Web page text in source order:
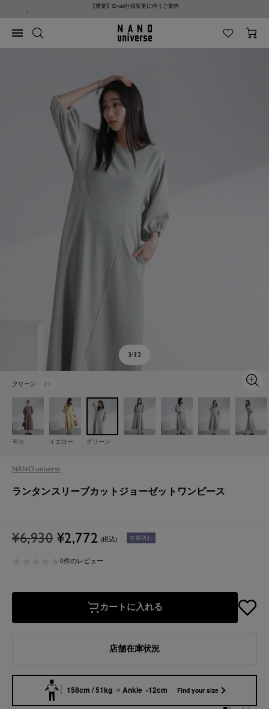
ツ
【重要】Gmail仕様変更に伴うご案内
ナ
NANO
universe
3/32
グリーン F×
ズ
ン
モカ
イエロー グリーン
NANO universe
ランタンスリーブカットジョーゼットワンピース
通
¥6,930 セ
ル
格
¥2,772 (税込) 在庫切れ
0件のレビュー
カートに入れる
店舗在庫状況
158cm / 51kg Ankle -12cm Find your size